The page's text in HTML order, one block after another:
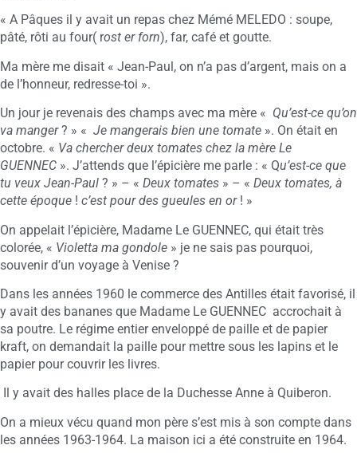
« A Pâques il y avait un repas chez Mémé MELEDO : soupe,
pâté, rôti au four( rost er forn), far, café et goutte.
Ma mère me disait « Jean-Paul, on n’a pas d’argent, mais on a
de l’honneur, redresse-toi ».
Un jour je revenais des champs avec ma mère « Qu’est-ce qu’on
va manger? » « Je mangerais bien une tomate ». On était en
octobre. « Va chercher deux tomates chez la mère Le
GUENNEC ». J’attends que l’épicière me parle : « Qu’est-ce que
tu veux Jean-Paul ? » – « Deux tomates » – « Deux tomates, à
cette époque ! c’est pour des gueules en or! »
On appelait l’épicière, Madame Le GUENNEC, qui était très
colorée, « Violetta ma gondole » je ne sais pas pourquoi,
souvenir d’un voyage à Venise ?
Dans les années 1960 le commerce des Antilles était favorisé, il
y avait des bananes que Madame Le GUENNEC accrochait à
sa poutre. Le régime entier enveloppé de paille et de papier
kraft, on demandait la paille pour mettre sous les lapins et le
papier pour couvrir les livres.
Il y avait des halles place de la Duchesse Anne à Quiberon.
On a mieux vécu quand mon père s’est mis à son compte dans
les années 1963-1964. La maison ici a été construite en 1964.